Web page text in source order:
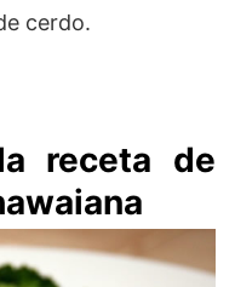
cerdo.
receta de